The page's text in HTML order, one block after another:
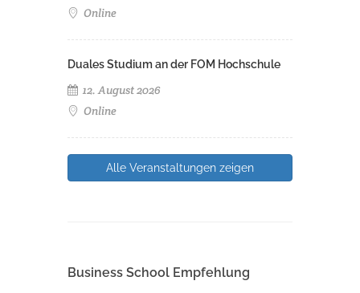
Online
Duales Studium an der FOM Hochschule
12. August 2026
Online
Alle Veranstaltungen zeigen
Business School Empfehlung